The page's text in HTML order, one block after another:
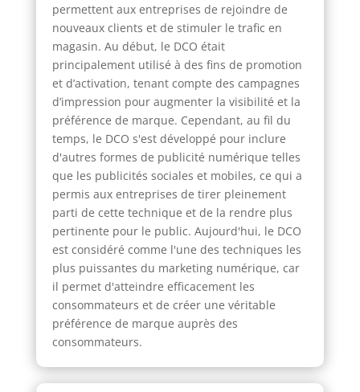
permettent aux entreprises de rejoindre de
nouveaux clients et de stimuler le trafic en
magasin. Au début, le DCO était
principalement utilisé à des fins de promotion
et d’activation, tenant compte des campagnes
d’impression pour augmenter la visibilité et la
préférence de marque. Cependant, au fil du
temps, le DCO s'est développé pour inclure
d'autres formes de publicité numérique telles
que les publicités sociales et mobiles, ce qui a
permis aux entreprises de tirer pleinement
parti de cette technique et de la rendre plus
pertinente pour le public. Aujourd'hui, le DCO
est considéré comme l'une des techniques les
plus puissantes du marketing numérique, car
il permet d'atteindre efficacement les
consommateurs et de créer une véritable
préférence de marque auprès des
consommateurs.